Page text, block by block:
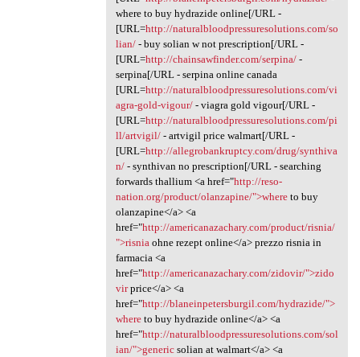
where to buy hydrazide online[/URL -
[URL=http://naturalbloodpressuresolutions.com/so
lian/- buy solian w not prescription[/URL -
[URL=http://chainsawfinder.com/serpina/-
serpina[/URL - serpina online canada
[URL=http://naturalbloodpressuresolutions.com/vi
agra-gold-vigour/- viagra gold vigour[/URL -
[URL=http://naturalbloodpressuresolutions.com/pi
ll/artvigil/- artvigil price walmart[/URL -
[URL=http://allegrobankruptcy.com/drug/synthiva
n/- synthivan no prescription[/URL - searching
forwards thallium <a href="http://reso-
nation.org/product/olanzapine/">whereto buy
olanzapine</a> <a
href="http://americanazachary.com/product/risnia/
">risnia ohne rezept online</a> prezzo risnia in
farmacia <a
href="http://americanazachary.com/zidovir/">zido
virprice</a> <a
href="http://blaneinpetersburgil.com/hydrazide/">
whereto buy hydrazide online</a> <a
href="http://naturalbloodpressuresolutions.com/sol
ian/">genericsolian at walmart</a> <a